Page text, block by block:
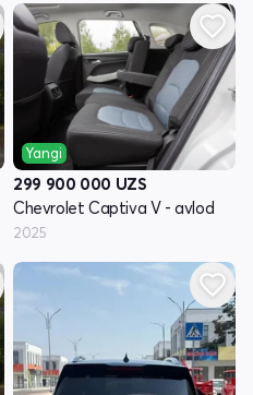
Yangi
299 900 000 UZS
Chevrolet Captiva V - avlod
2025